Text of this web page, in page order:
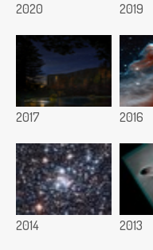
2020 2019
2017 2016
2014 2013